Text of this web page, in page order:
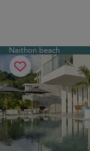
Naithon beach